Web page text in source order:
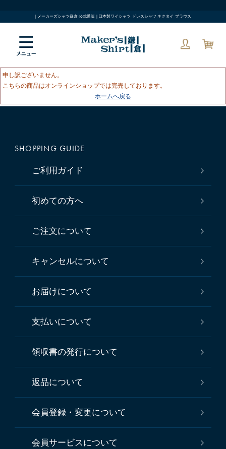
| メーカーズシャツ鎌倉 公式通販 | 日本製ワイシャツ ドレスシャツ ネクタイ ブラウス
申し訳ございません。
こちらの商品はオンラインショップでは完売しております。
ホームへ戻る
SHOPPING GUIDE
ご利用ガイド
初めての方へ
ご注文について
キャンセルについて
お届けについて
支払いについて
領収書の発行について
返品について
会員登録・変更について
会員サービスについて